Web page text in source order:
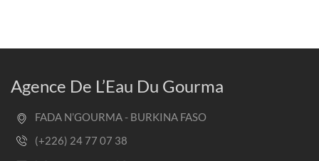
Agence De L’Eau Du Gourma
FADA N’GOURMA - BURKINA FASO
(+226) 24 77 07 38